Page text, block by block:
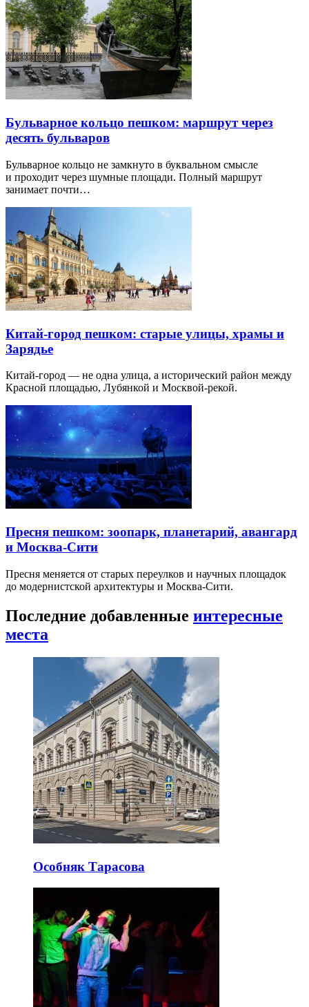
Бульварное кольцо пешком: маршрут через
десять бульваров
Бульварное кольцо не замкнуто в буквальном смысле
и проходит через шумные площади. Полный маршрут
занимает почти…
Китай-город пешком: старые улицы, храмы и
Зарядье
Китай-город — не одна улица, а исторический район между
Красной площадью, Лубянкой и Москвой-рекой.
Пресня пешком: зоопарк, планетарий, авангард
и Москва-Сити
Пресня меняется от старых переулков и научных площадок
до модернистской архитектуры и Москва-Сити.
Последние добавленные интересные
места
Особняк Тарасова